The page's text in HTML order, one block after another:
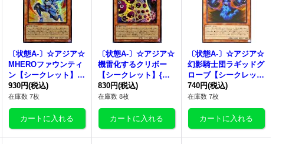
〔状態A-〕☆アジア☆
MHEROファウンティ
ン【シークレット】
{アジア26PP-JP004}
《モンスター》
930円(税込)
在庫数 7枚
〔状態A-〕☆アジア☆
機雷化するクリボー
【シークレット】{ア
ジア26PP-JP022}《モ
ンスター》
830円(税込)
在庫数 8枚
〔状態A-〕☆アジア☆
幻影騎士団ラギッドグ
ローブ【シークレッ
ト】{アジアCORI-JPS
04}《モンスター》
740円(税込)
在庫数 7枚